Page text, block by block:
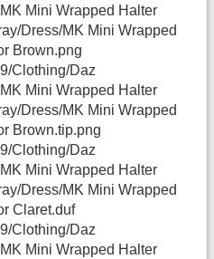
Mini Wrapped Halter
Dress/MK Mini Wrapped
Brown.png
Clothing/Daz
Mini Wrapped Halter
Dress/MK Mini Wrapped
Brown.tip.png
Clothing/Daz
Mini Wrapped Halter
Dress/MK Mini Wrapped
Claret.duf
Clothing/Daz
Mini Wrapped Halter